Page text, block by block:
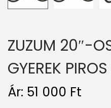
ZUZUM 20″-
GYEREK PIROS
Ár: 51 000 Ft